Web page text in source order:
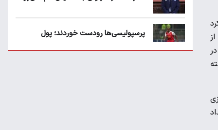
تعداد
پرسپولیسی‌ها رودست خوردند؛ پول